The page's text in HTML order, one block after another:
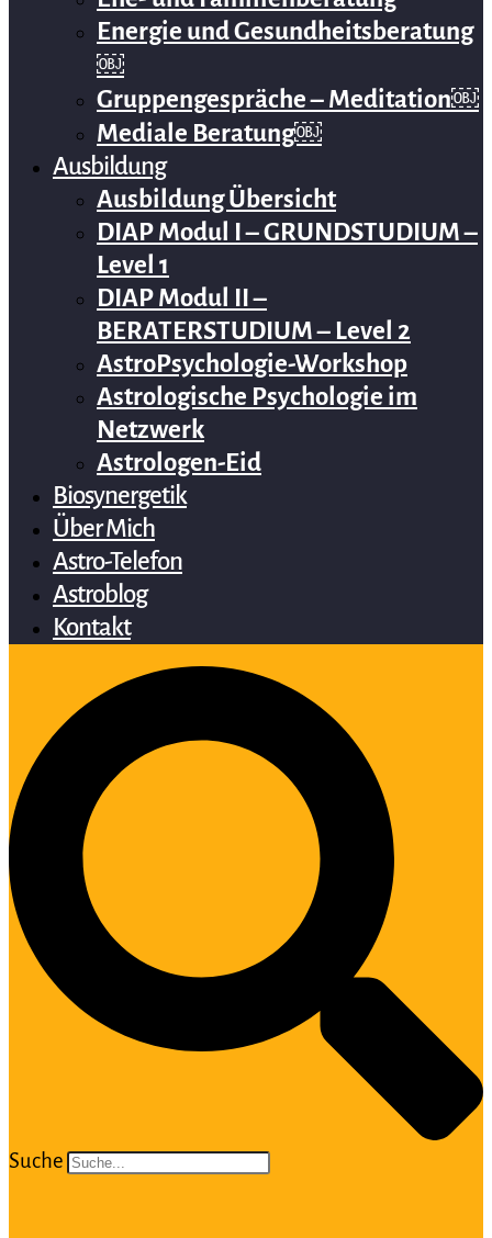
Energie und Gesundheitsberatung
￼
Gruppengespräche – Meditation￼
Mediale Beratung￼
Ausbildung
Ausbildung Übersicht
DIAP Modul I – GRUNDSTUDIUM –
Level 1
DIAP Modul II –
BERATERSTUDIUM – Level 2
AstroPsychologie-Workshop
Astrologische Psychologie im
Netzwerk
Astrologen-Eid
Biosynergetik
Über Mich
Astro-Telefon
Astroblog
Kontakt
Suche